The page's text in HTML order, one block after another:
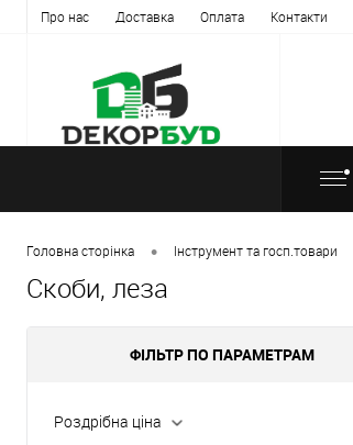
Про нас Доставка Оплата Контакти
Головна сторінка • Інструмент та госп.товари
Скоби, леза
ФІЛЬТР ПО ПАРАМЕТРАМ
Роздрібна ціна